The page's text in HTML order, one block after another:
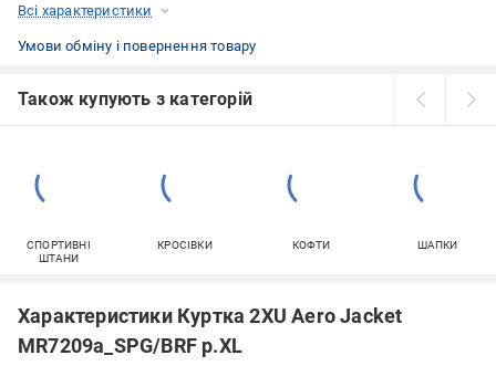
Всі характеристики
Умови обміну і повернення товару
Також купують з категорій
СПОРТИВНІ
ШТАНИ
КРОСІВКИ КОФТИ ШАПКИ
Характеристики Куртка 2XU Aero Jacket
MR7209a_SPG/BRF р.XL